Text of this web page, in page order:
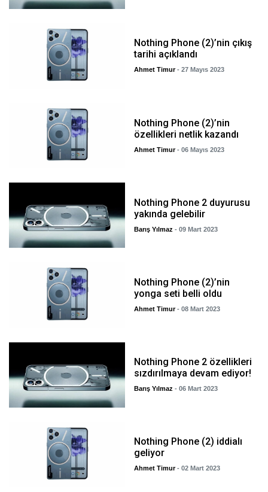
Nothing Phone (2)’nin çıkış
tarihi açıklandı
Ahmet Timur - 27 Mayıs 2023
Nothing Phone (2)’nin
özellikleri netlik kazandı
Ahmet Timur - 06 Mayıs 2023
Nothing Phone 2 duyurusu
yakında gelebilir
Barış Yılmaz - 09 Mart 2023
Nothing Phone (2)’nin
yonga seti belli oldu
Ahmet Timur - 08 Mart 2023
Nothing Phone 2 özellikleri
sızdırılmaya devam ediyor!
Barış Yılmaz - 06 Mart 2023
Nothing Phone (2) iddialı
geliyor
Ahmet Timur - 02 Mart 2023